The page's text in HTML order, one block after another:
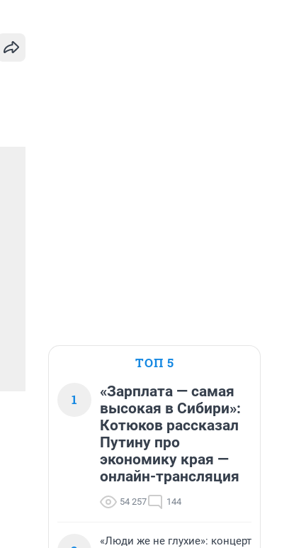
ТОП 5
1
«Зарплата — самая
высокая в Сибири»:
Котюков рассказал
Путину про
экономику края —
онлайн-трансляция
54 257 144
«Люди же не глухие»: концерт